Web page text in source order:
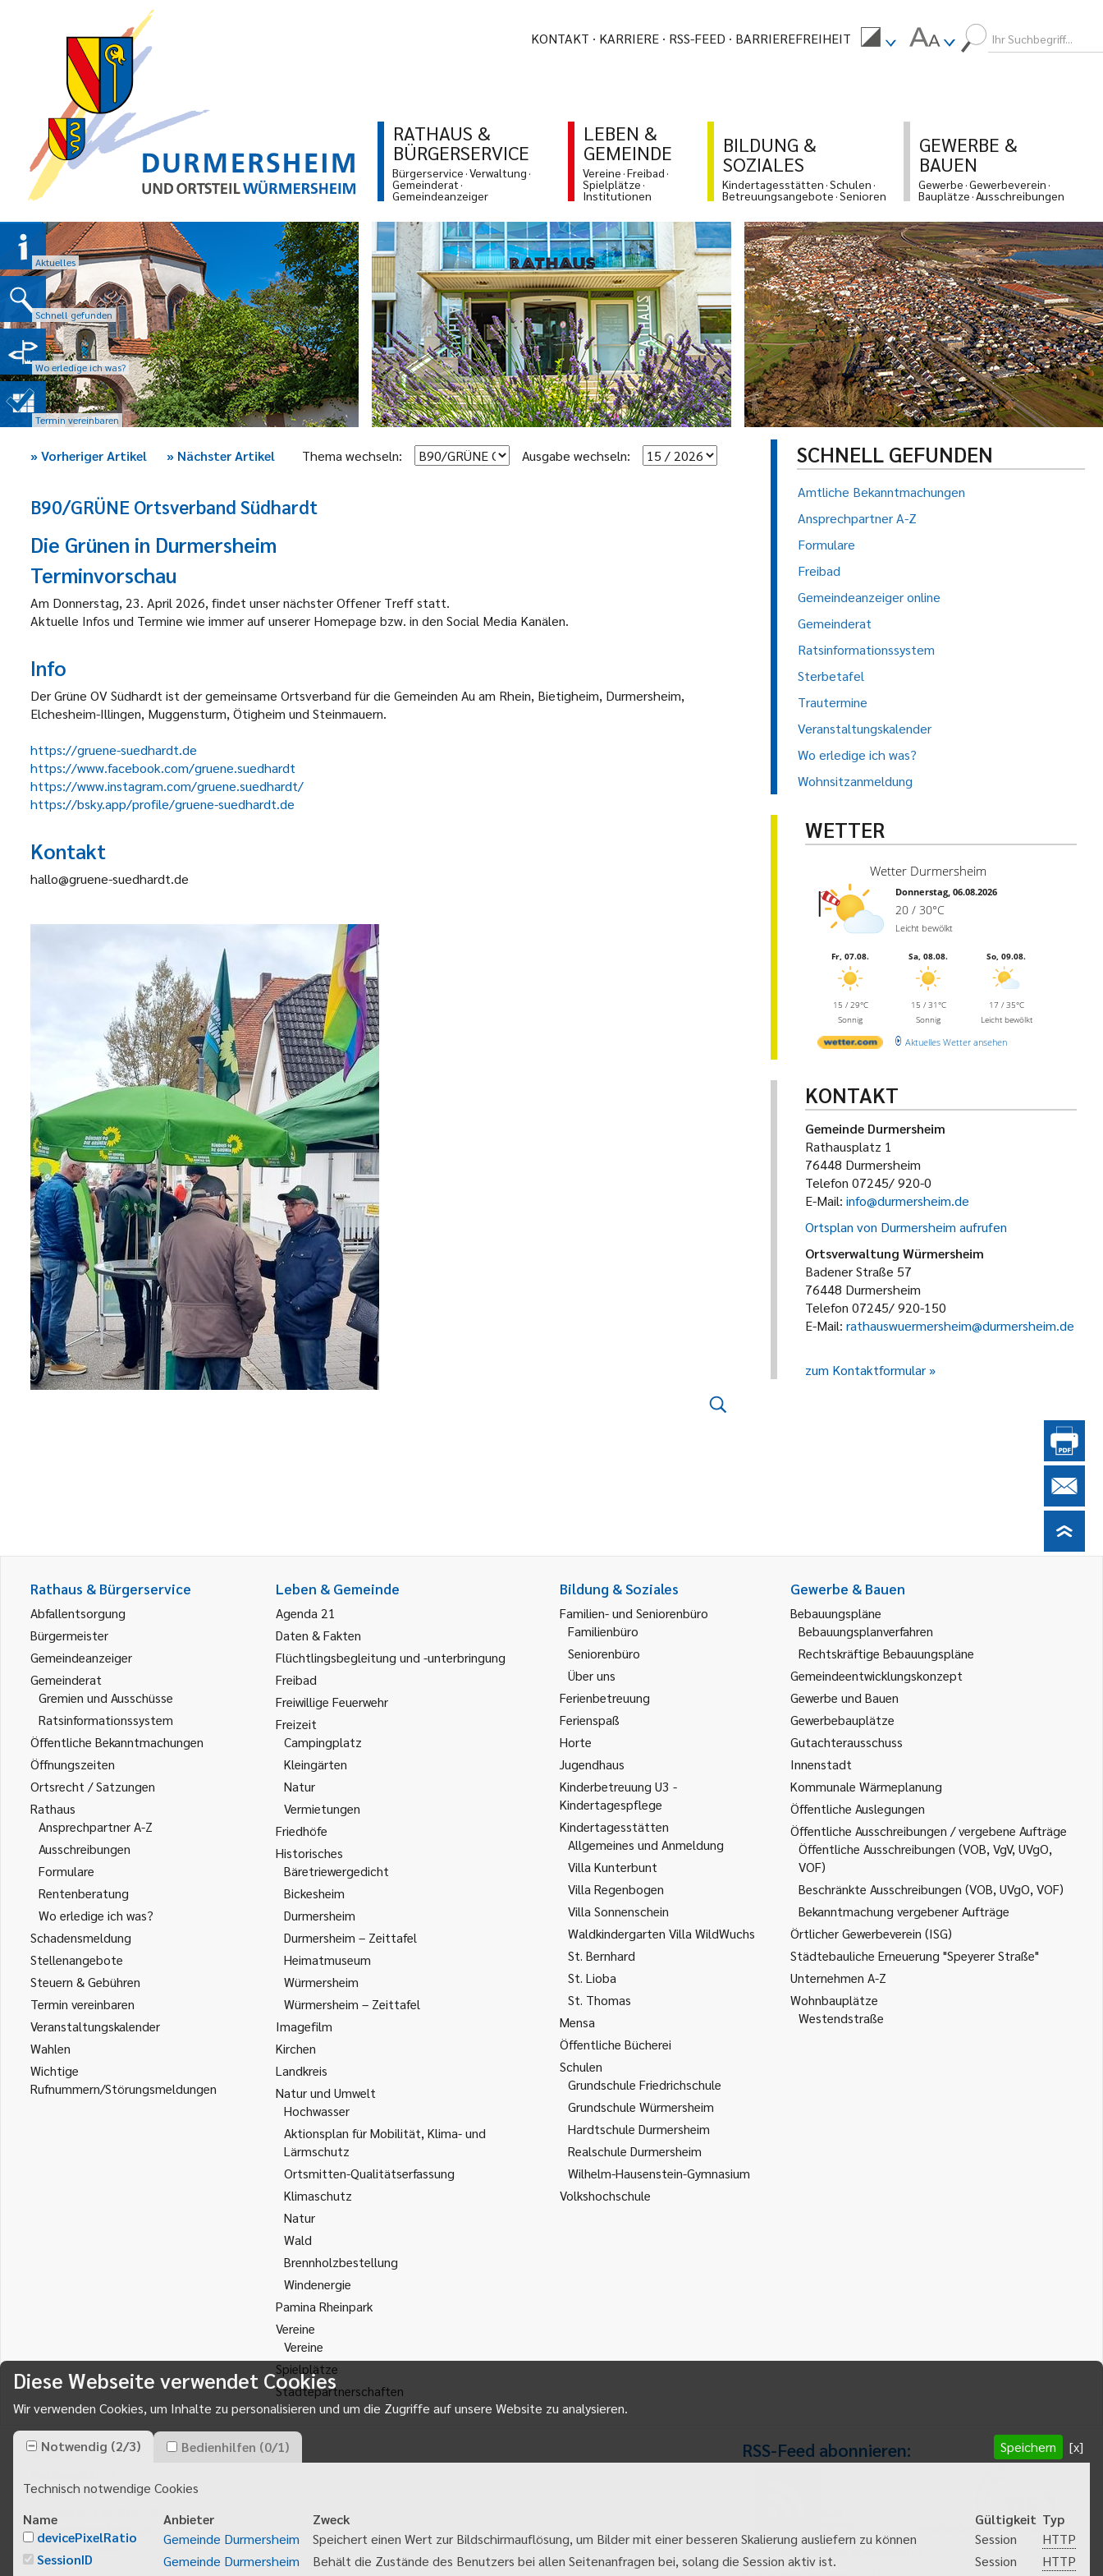
KONTAKT KARRIERE RSS-FEED BARRIEREFREIHEIT
RATHAUS &
BÜRGERSERVICE
Bürgerservice Verwaltung
Gemeinderat
Gemeindeanzeiger
LEBEN &
GEMEINDE
Vereine Freibad
Spielplätze
Institutionen
BILDUNG &
SOZIALES
Kindertagesstätten Schulen
Betreuungsangebote Senioren
GEWERBE &
BAUEN
Gewerbe Gewerbeverein
Bauplätze Ausschreibungen
Aktuelles
Schnell gefunden
Wo erledige ich was?
Termin vereinbaren
»Vorheriger Artikel » Nächster Artikel Thema wechseln: Ausgabe wechseln:
B90/GRÜNE Ortsverband Südhardt
Die Grünen in Durmersheim
Terminvorschau
Am Donnerstag, 23. April 2026, findet unser nächster Offener Treff statt.
Aktuelle Infos und Termine wie immer auf unserer Homepage bzw. in den Social Media Kanälen.
Info
Der Grüne OV Südhardt ist der gemeinsame Ortsverband für die Gemeinden Au am Rhein, Bietigheim, Durmersheim,
Elchesheim-Illingen, Muggensturm, Ötigheim und Steinmauern.
https://gruene-suedhardt.de
https://www.facebook.com/gruene.suedhardt
https://www.instagram.com/gruene.suedhardt/
https://bsky.app/profile/gruene-suedhardt.de
Kontakt
hallo@gruene-suedhardt.de
SCHNELL GEFUNDEN
Amtliche Bekanntmachungen
Ansprechpartner A-Z
Formulare
Freibad
Gemeindeanzeiger online
Gemeinderat
Ratsinformationssystem
Sterbetafel
Trautermine
Veranstaltungskalender
Wo erledige ich was?
Wohnsitzanmeldung
WETTER
Wetter Durmersheim
Donnerstag, 06.08.2026
20 / 30°C
Leicht bewölkt
Fr, 07.08.
15 / 29°C
Sonnig
Sa, 08.08.
15 / 31°C
Sonnig
So, 09.08.
17 / 35°C
Leicht bewölkt
Aktuelles Wetter ansehen
KONTAKT
Gemeinde Durmersheim
Rathausplatz 1
76448 Durmersheim
Telefon 07245/ 920-0
E-Mail: info@durmersheim.de
Ortsplan von Durmersheim aufrufen
Ortsverwaltung Würmersheim
Badener Straße 57
76448 Durmersheim
Telefon 07245/ 920-150
E-Mail: rathauswuermersheim@durmersheim.de
zum Kontaktformular
Rathaus & Bürgerservice
Abfallentsorgung
Bürgermeister
Gemeindeanzeiger
Gemeinderat
Gremien und Ausschüsse
Ratsinformationssystem
Öffentliche Bekanntmachungen
Öffnungszeiten
Ortsrecht / Satzungen
Rathaus
Ansprechpartner A-Z
Ausschreibungen
Formulare
Rentenberatung
Wo erledige ich was?
Schadensmeldung
Stellenangebote
Steuern & Gebühren
Termin vereinbaren
Veranstaltungskalender
Wahlen
Wichtige
Rufnummern/Störungsmeldungen
Leben & Gemeinde
Agenda 21
Daten & Fakten
Flüchtlingsbegleitung und -unterbringung
Freibad
Freiwillige Feuerwehr
Freizeit
Campingplatz
Kleingärten
Natur
Vermietungen
Friedhöfe
Historisches
Bäretriewergedicht
Bickesheim
Durmersheim
Durmersheim – Zeittafel
Heimatmuseum
Würmersheim
Würmersheim – Zeittafel
Imagefilm
Kirchen
Landkreis
Natur und Umwelt
Hochwasser
Aktionsplan für Mobilität, Klima- und
Lärmschutz
Ortsmitten-Qualitätserfassung
Klimaschutz
Natur
Wald
Brennholzbestellung
Windenergie
Pamina Rheinpark
Vereine
Vereine
Spielplätze
Städtepartnerschaften
Bildung & Soziales
Familien- und Seniorenbüro
Familienbüro
Seniorenbüro
Über uns
Ferienbetreuung
Ferienspaß
Horte
Jugendhaus
Kinderbetreuung U3 -
Kindertagespflege
Kindertagesstätten
Allgemeines und Anmeldung
Villa Kunterbunt
Villa Regenbogen
Villa Sonnenschein
Waldkindergarten Villa WildWuchs
St. Bernhard
St. Lioba
St. Thomas
Mensa
Öffentliche Bücherei
Schulen
Grundschule Friedrichschule
Grundschule Würmersheim
Hardtschule Durmersheim
Realschule Durmersheim
Wilhelm-Hausenstein-Gymnasium
Volkshochschule
Gewerbe & Bauen
Bebauungspläne
Bebauungsplanverfahren
Rechtskräftige Bebauungspläne
Gemeindeentwicklungskonzept
Gewerbe und Bauen
Gewerbebauplätze
Gutachterausschuss
Innenstadt
Kommunale Wärmeplanung
Öffentliche Auslegungen
Öffentliche Ausschreibungen / vergebene Aufträge
Öffentliche Ausschreibungen (VOB, VgV, UVgO,
VOF)
Beschränkte Ausschreibungen (VOB, UVgO, VOF)
Bekanntmachung vergebener Aufträge
Örtlicher Gewerbeverein (ISG)
Städtebauliche Erneuerung "Speyerer Straße"
Unternehmen A-Z
Wohnbauplätze
Westendstraße
Gemeinde Durmersheim
76448Durmersheim
info@durmersheim.de
E-Mail schreiben
RSS-Feed abonnieren:
Gemeindeanzeiger abonnieren
Diese Webseite verwendet Cookies
Wir verwenden Cookies, um Inhalte zu personalisieren und um die Zugriffe auf unsere Website zu analysieren.
Notwendig (2/3) Bedienhilfen (0/1) Speichern [x]
Technisch notwendige Cookies
Name
Anbieter Zweck Gültigkeit Typ
devicePixelRatio
Gemeinde Durmersheim Speichert einen Wert zur Bildschirmauflösung, um Bilder mit einer besseren Skalierung ausliefern zu können Session
HTTP
SessionID
Gemeinde Durmersheim Behält die Zustände des Benutzers bei allen Seitenanfragen bei, solang die Session aktiv ist. Session
HTTP